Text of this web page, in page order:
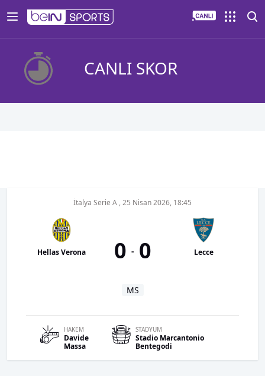
CANLI SKOR
İtalya Serie A , 25 Nisan 2026, 18:45
Hellas Verona 0 - 0
MS
Lecce
HAKEM
Davide
Massa
STADYUM
Stadio Marcantonio
Bentegodi